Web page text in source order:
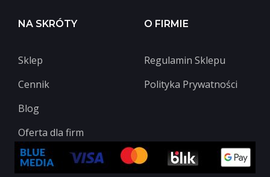
NA SKRÓTY
Sklep
Cennik
Blog
Oferta dla firm
O FIRMIE
Regulamin Sklepu
Polityka Prywatności